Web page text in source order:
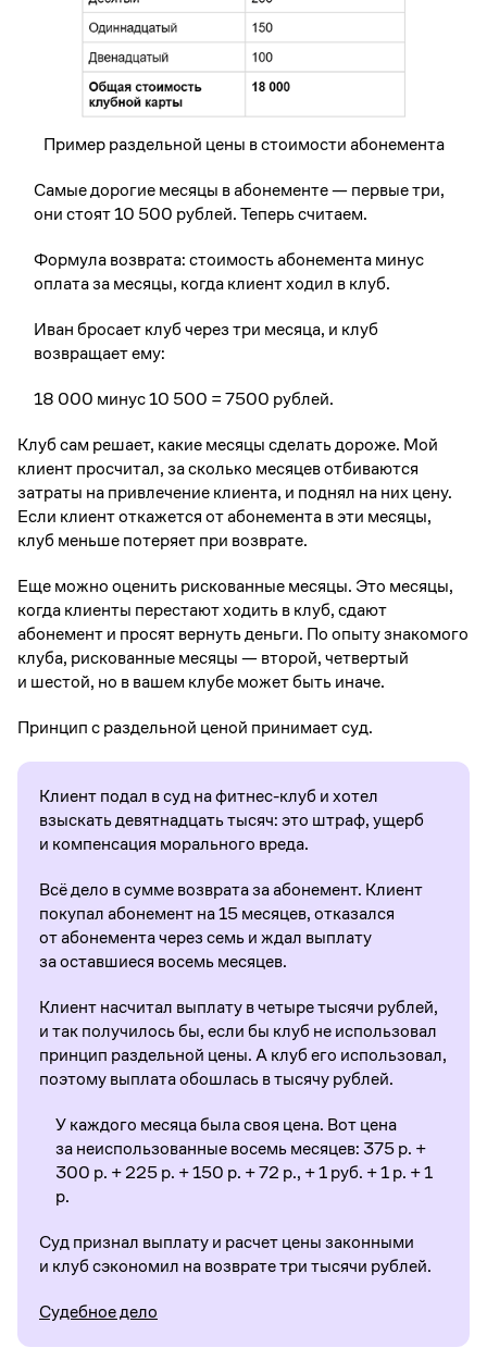
Пример раздельной цены в стоимости абонемента
Самые дорогие месяцы в абонементе — первые три,
они стоят 10 500 рублей. Теперь считаем.
Формула возврата: стоимость абонемента минус
оплата за месяцы, когда клиент ходил в клуб.
Иван бросает клуб через три месяца, и клуб
возвращает ему:
18 000 минус 10 500 = 7500 рублей.
Клуб сам решает, какие месяцы сделать дороже. Мой
клиент просчитал, за сколько месяцев отбиваются
затраты на привлечение клиента, и поднял на них цену.
Если клиент откажется от абонемента в эти месяцы,
клуб меньше потеряет при возврате.
Еще можно оценить рискованные месяцы. Это месяцы,
когда клиенты перестают ходить в клуб, сдают
абонемент и просят вернуть деньги. По опыту знакомого
клуба, рискованные месяцы — второй, четвертый
и шестой, но в вашем клубе может быть иначе.
Принцип с раздельной ценой принимает суд.
Клиент подал в суд на фитнес-клуб и хотел
взыскать девятнадцать тысяч: это штраф, ущерб
и компенсация морального вреда.
Всё дело в сумме возврата за абонемент. Клиент
покупал абонемент на 15 месяцев, отказался
от абонемента через семь и ждал выплату
за оставшиеся восемь месяцев.
Клиент насчитал выплату в четыре тысячи рублей,
и так получилось бы, если бы клуб не использовал
принцип раздельной цены. А клуб его использовал,
поэтому выплата обошлась в тысячу рублей.
У каждого месяца была своя цена. Вот цена
за неиспользованные восемь месяцев: 375 р. +
300 р. + 225 р. + 150 р. + 72 р., + 1 руб. + 1 р. + 1
р.
Суд признал выплату и расчет цены законными
и клуб сэкономил на возврате три тысячи рублей.
Судебное дело